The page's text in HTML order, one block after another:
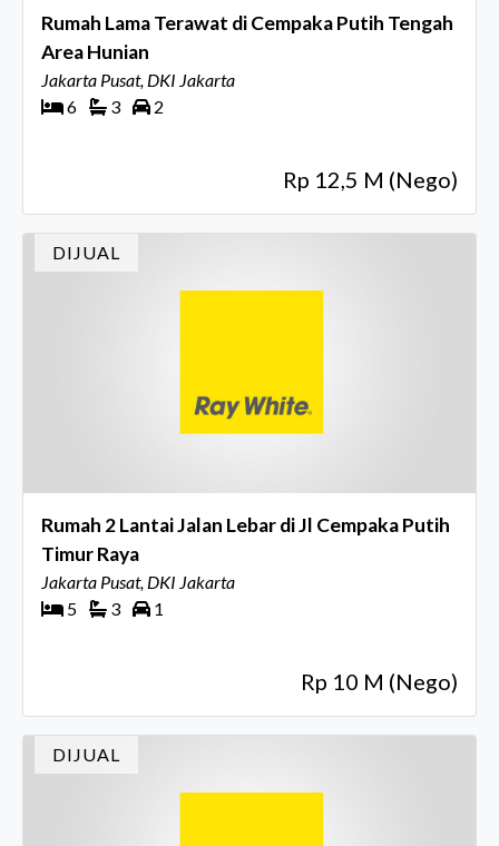
Rumah Lama Terawat di Cempaka Putih Tengah
Area Hunian
Jakarta Pusat, DKI Jakarta
6
3 2
Rp 12,5 M (Nego)
DIJUAL
Rumah 2 Lantai Jalan Lebar di Jl Cempaka Putih
Timur Raya
Jakarta Pusat, DKI Jakarta
5
3 1
Rp 10 M (Nego)
DIJUAL